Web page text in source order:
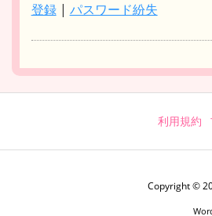
登録| パスワード紛失
利用規約
Copyright ©